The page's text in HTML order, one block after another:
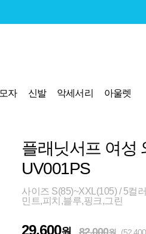
모자 신발 악세서리
아울렛
플래닛서프 여성
UV001PS
사이즈 S(85)~XXL(105) / 5컬러
민트,피치,블루,핑크,그린
29,600원 82,000